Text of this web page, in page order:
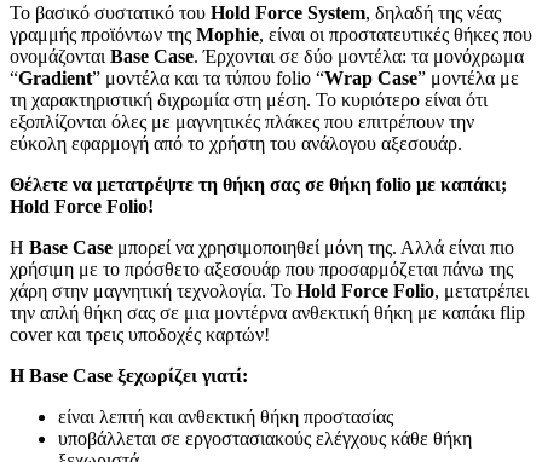
Το βασικό συστατικό του Hold Force System, δηλαδή της νέας
γραμμής προϊόντων της Mophie, είναι οι προστατευτικές θήκες που
ονομάζονται Base Case. Έρχονται σε δύο μοντέλα: τα μονόχρωμα
“Gradient” μοντέλα και τα τύπου folio “Wrap Case” μοντέλα με
τη χαρακτηριστική διχρωμία στη μέση. Το κυριότερο είναι ότι
εξοπλίζονται όλες με μαγνητικές πλάκες που επιτρέπουν την
εύκολη εφαρμογή από το χρήστη του ανάλογου αξεσουάρ.
Θέλετε να μετατρέψτε τη θήκη σας σε θήκη folio με καπάκι;
Hold Force Folio!
Η Base Case μπορεί να χρησιμοποιηθεί μόνη της. Αλλά είναι πιο
χρήσιμη με το πρόσθετο αξεσουάρ που προσαρμόζεται πάνω της
χάρη στην μαγνητική τεχνολογία. Το Hold Force Folio, μετατρέπει
την απλή θήκη σας σε μια μοντέρνα ανθεκτική θήκη με καπάκι flip
cover και τρεις υποδοχές καρτών!
Η Base Case ξεχωρίζει γιατί:
είναι λεπτή και ανθεκτική θήκη προστασίας
υποβάλλεται σε εργοστασιακούς ελέγχους κάθε θήκη